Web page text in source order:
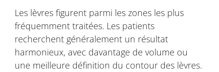
Les lèvres figurent parmi les zones les plus
fréquemment traitées. Les patients
recherchent généralement un résultat
harmonieux, avec davantage de volume ou
une meilleure définition du contour des lèvres.